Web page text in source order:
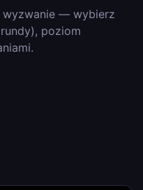
wyzwanie — wybierz
poziom